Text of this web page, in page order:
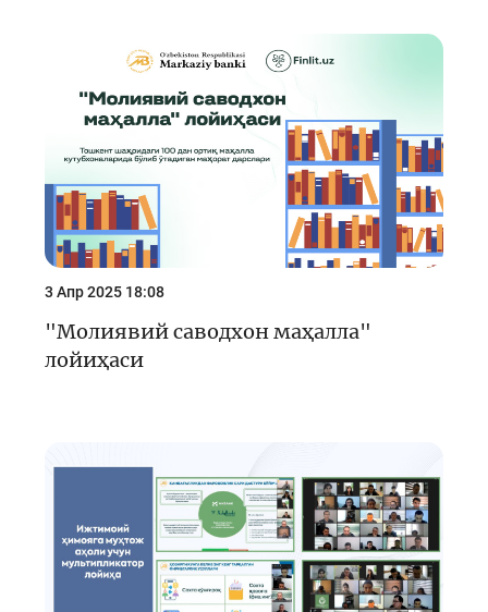
3 Апр 2025 18:08
"Молиявий саводхон маҳалла"
лойиҳаси